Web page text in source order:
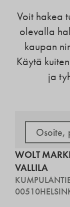
Voit hakea
olevalla
kaupan
Käytä
ja
WOLT
VALLILA
00510